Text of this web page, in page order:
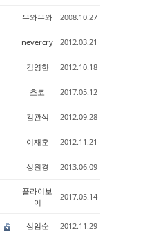
우와우와 2008.10.27
nevercry 2012.03.21
김영한 2012.10.18
쵸코 2017.05.12
김관식 2012.09.28
이재훈 2012.11.21
성원경 2013.06.09
플라이보
이
2017.05.14
심임순 2012.11.29